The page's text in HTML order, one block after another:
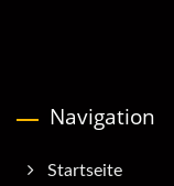
Navigation
Startseite